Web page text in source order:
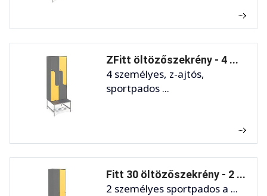
ZFitt öltözőszekrény - 4 ...
4 személyes, z-ajtós,
sportpados ...
Fitt 30 öltözőszekrény - 2 ...
2 személyes sportpados a ...